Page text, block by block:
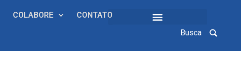
COLABORE CONTATO
Busca